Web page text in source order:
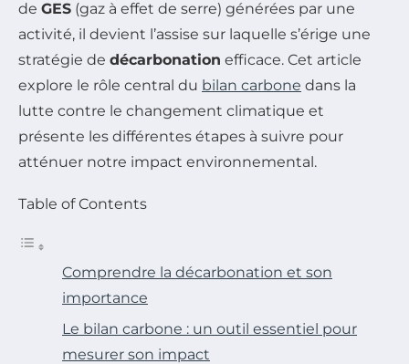
de GES (gaz à effet de serre) générées par une
activité, il devient l’assise sur laquelle s’érige une
stratégie de décarbonation efficace. Cet article
explore le rôle central du bilan carbone dans la
lutte contre le changement climatique et
présente les différentes étapes à suivre pour
atténuer notre impact environnemental.
Table of Contents
Comprendre la décarbonation et son
importance
Le bilan carbone : un outil essentiel pour
mesurer son impact